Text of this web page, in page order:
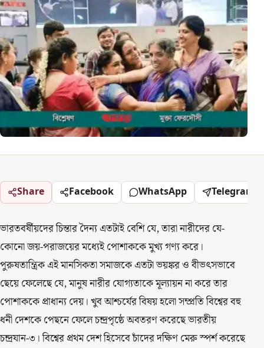
Share Facebook WhatsApp Telegram
ভারতবর্ষীয়দের চিন্তার দৈন্য এতটাই বেশি যে, তারা নারীদের যে-
কোনো জয়-পরাজয়ের মধ্যেই পোশাককে মুখ্য গণ্য করে।
পুরুষতান্ত্রিক এই মানসিকতা সমাজকে এতটা ভয়ঙ্কর ও বীভৎসভাবে
ছেয়ে ফেলেছে যে, মানুষ নারীর যোগ্যতাকে মূল্যায়ন না করে তার
পোশাককে প্রাধান্য দেয়। খুব আশ্চর্যের বিষয় হলো সম্প্রতি বিশ্বের বহু
ধনী দেশকে পেছনে ফেলে চন্দ্রপৃষ্ঠে অবতরণ করেছে ভারতীয়
চন্দ্রযান-৩। বিশ্বের প্রথম দেশ হিসেবে চাঁদের দক্ষিণ মেরু স্পর্শ করেছে